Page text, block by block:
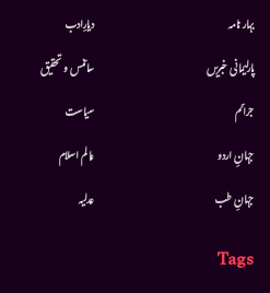
بہار نامہ
پارلیمانی خبریں
جرائم
جہانِ اردو
جہانِ طب
دیارِادب
سائنس و تحقیق
سیاست
عالم اسلام
عدلیہ
Tags